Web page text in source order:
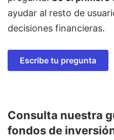
ayudar al resto de
decisiones financieras.
Escribe tu pregunta
Consulta nuestra
fondos de